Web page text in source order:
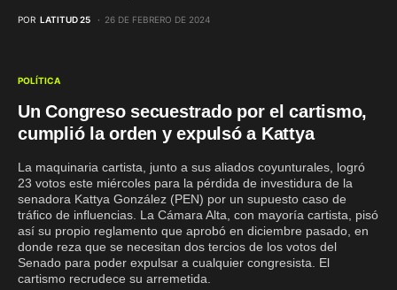
POR LATITUD 25 26 DE FEBRERO DE 2024
POLÍTICA
Un Congreso secuestrado por el cartismo,
cumplió la orden y expulsó a Kattya
La maquinaria cartista, junto a sus aliados coyunturales, logró
23 votos este miércoles para la pérdida de investidura de la
senadora Kattya González (PEN) por un supuesto caso de
tráfico de influencias. La Cámara Alta, con mayoría cartista, pisó
así su propio reglamento que aprobó en diciembre pasado, en
donde reza que se necesitan dos tercios de los votos del
Senado para poder expulsar a cualquier congresista. El
cartismo recrudece su arremetida.